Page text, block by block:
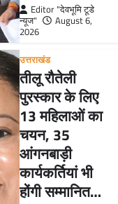
Editor "देवभूमि टूडे
न्यूज"
August 6,
2026
उत्तराखंड
तीलू रौतेली
पुरस्कार के लिए
13 महिलाओं का
चयन, 35
आंगनबाड़ी
कार्यकर्तियां भी
होंगी सम्मानित…